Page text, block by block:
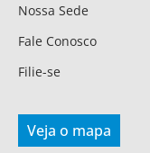
Nossa Sede
Fale Conosco
Filie-se
Veja o mapa